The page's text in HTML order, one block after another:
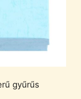
gyűrűs